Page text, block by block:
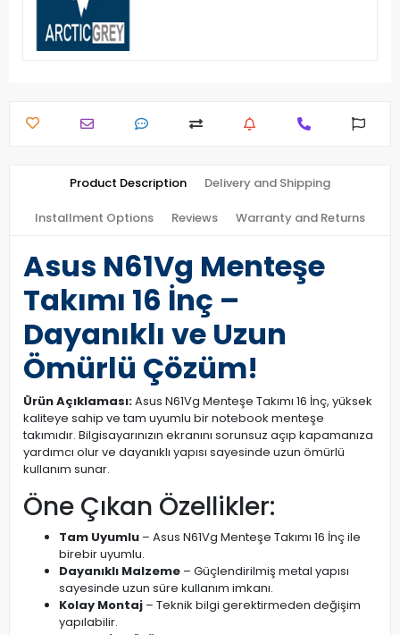
Product Description Delivery and Shipping
Installment Options Reviews Warranty and Returns
Asus N61Vg Menteşe
Takımı 16 İnç –
Dayanıklı ve Uzun
Ömürlü Çözüm!
Ürün Açıklaması:Asus N61Vg Menteşe Takımı 16 İnç, yüksek
kaliteye sahip ve tam uyumlu bir notebook menteşe
takımıdır. Bilgisayarınızın ekranını sorunsuz açıp kapamanıza
yardımcı olur ve dayanıklı yapısı sayesinde uzun ömürlü
kullanım sunar.
Öne Çıkan Özellikler:
Tam Uyumlu – Asus N61Vg Menteşe Takımı 16 İnç ile
birebir uyumlu.
Dayanıklı Malzeme – Güçlendirilmiş metal yapısı
sayesinde uzun süre kullanım imkanı.
Kolay Montaj – Teknik bilgi gerektirmeden değişim
yapılabilir.